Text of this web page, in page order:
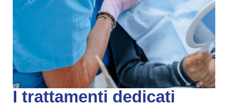
I trattamenti dedicati